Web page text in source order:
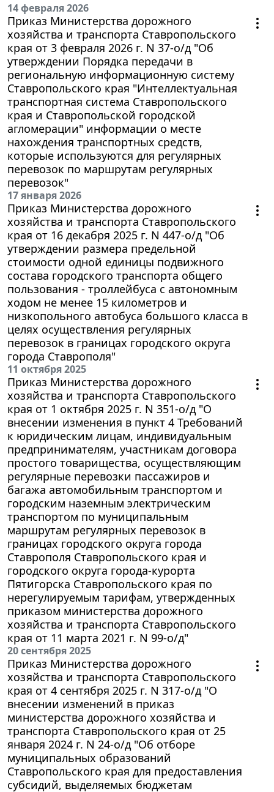
14 февраля 2026
Приказ Министерства дорожного
хозяйства и транспорта Ставропольского
края от 3 февраля 2026 г. N 37-о/д "Об
утверждении Порядка передачи в
региональную информационную систему
Ставропольского края "Интеллектуальная
транспортная система Ставропольского
края и Ставропольской городской
агломерации" информации о месте
нахождения транспортных средств,
которые используются для регулярных
перевозок по маршрутам регулярных
перевозок"
17 января 2026
Приказ Министерства дорожного
хозяйства и транспорта Ставропольского
края от 16 декабря 2025 г. N 447-о/д "Об
утверждении размера предельной
стоимости одной единицы подвижного
состава городского транспорта общего
пользования - троллейбуса с автономным
ходом не менее 15 километров и
низкопольного автобуса большого класса в
целях осуществления регулярных
перевозок в границах городского округа
города Ставрополя"
11 октября 2025
Приказ Министерства дорожного
хозяйства и транспорта Ставропольского
края от 1 октября 2025 г. N 351-о/д "О
внесении изменения в пункт 4 Требований
к юридическим лицам, индивидуальным
предпринимателям, участникам договора
простого товарищества, осуществляющим
регулярные перевозки пассажиров и
багажа автомобильным транспортом и
городским наземным электрическим
транспортом по муниципальным
маршрутам регулярных перевозок в
границах городского округа города
Ставрополя Ставропольского края и
городского округа города-курорта
Пятигорска Ставропольского края по
нерегулируемым тарифам, утвержденных
приказом министерства дорожного
хозяйства и транспорта Ставропольского
края от 11 марта 2021 г. N 99-о/д"
20 сентября 2025
Приказ Министерства дорожного
хозяйства и транспорта Ставропольского
края от 4 сентября 2025 г. N 317-о/д "О
внесении изменений в приказ
министерства дорожного хозяйства и
транспорта Ставропольского края от 25
января 2024 г. N 24-о/д "Об отборе
муниципальных образований
Ставропольского края для предоставления
субсидий, выделяемых бюджетам